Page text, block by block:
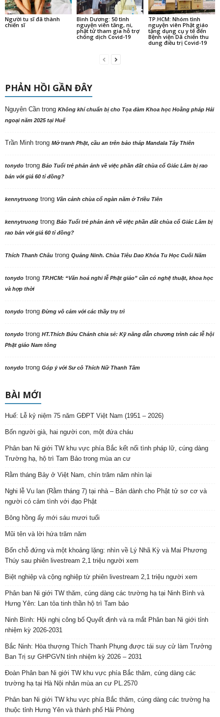
Người tu sĩ đã thành
chiến sĩ
Bình Dương: 50 tình
nguyện viên tăng, ni,
phật tử tham gia hỗ trợ
chống dịch Covid-19
TP.HCM: Nhóm tình
nguyện viên Phật giáo
tặng dụng cụ y tế đến
Bệnh viện Dã chiến thu
dung điều trị Covid-19
PHẢN HỒI GẦN ĐÂY
Nguyên Cần trong Không khí chuẩn bị cho Tọa đàm Khoa học Hoằng pháp Hải
ngoại năm 2025 tại Huế
Trần Minh trong Mở tranh Phật, cầu an trên bảo tháp Mandala Tây Thiên
tonydo trong Báo Tuổi trẻ phản ảnh về việc phần đất chùa cổ Giác Lâm bị rao
bán với giá 60 tỉ đồng?
kennytruong trong Vãn cảnh chùa cổ ngàn năm ở Triều Tiên
kennytruong trong Báo Tuổi trẻ phản ảnh về việc phần đất chùa cổ Giác Lâm bị
rao bán với giá 60 tỉ đồng?
Thích Thanh Châu trong Quảng Ninh. Chùa Tiêu Dao Khóa Tu Học Cuối Năm
tonydo trong TP.HCM: “Văn hoá nghi lễ Phật giáo” cần có nghệ thuật, khoa học
và hợp thời
tonydo trong Đừng vô cảm với các thầy trụ trì
tonydo trong HT.Thích Bửu Chánh chia sẻ: Kỹ năng dẫn chương trình các lễ hội
Phật giáo Nam tông
tonydo trong Góp ý với Sư cô Thích Nữ Thanh Tâm
BÀI MỚI
Huế: Lễ kỷ niệm 75 năm GĐPT Việt Nam (1951 – 2026)
Bốn người già, hai người con, một đứa cháu
Phân ban Ni giới TW khu vực phía Bắc kết nối tình pháp lữ, cúng dàng
Trường hạ, hộ trì Tam Bảo trong mùa an cư
Rằm tháng Bảy ở Việt Nam, chín trăm năm nhìn lại
Nghi lễ Vu lan (Rằm tháng 7) tại nhà – Bản dành cho Phật tử sơ cơ và
người có cảm tình với đạo Phật
Bông hồng ấy mới sáu mươi tuổi
Mũi tên và lời hứa trăm năm
Bốn chỗ đứng và một khoảng lặng: nhìn về Lý Nhã Kỳ và Mai Phương
Thúy sau phiên livestream 2,1 triệu người xem
Biệt nghiệp và cộng nghiệp từ phiên livestream 2,1 triệu người xem
Phân ban Ni giới TW thăm, cúng dàng các trường hạ tại Ninh Bình và
Hưng Yên: Lan tỏa tinh thần hộ trì Tam bảo
Ninh Bình: Hội nghị công bố Quyết định và ra mắt Phân ban Ni giới tỉnh
nhiệm kỳ 2026-2031
Bắc Ninh: Hòa thượng Thích Thanh Phụng được tái suy cử làm Trưởng
Ban Trị sự GHPGVN tỉnh nhiệm kỳ 2026 – 2031
Đoàn Phân ban Ni giới TW khu vực phía Bắc thăm, cúng dàng các
trường hạ tại Hà Nội nhân mùa an cư PL.2570
Phân ban Ni giới TW khu vực phía Bắc thăm, cúng dàng các trường hạ
thuộc tỉnh Hưng Yên và thành phố Hải Phòng